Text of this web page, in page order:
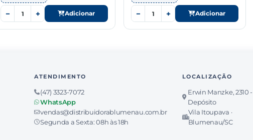
− + Adicionar − + Adicionar
ATENDIMENTO
(47) 3323-7072
WhatsApp
vendas@distribuidorablumenau.com.br
Segunda a Sexta: 08h às 18h
LOCALIZAÇÃO
Erwin Manzke, 2310 -
Depósito
Vila Itoupava ·
Blumenau/SC